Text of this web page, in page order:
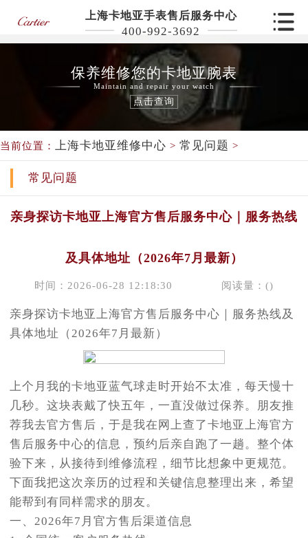
上海卡地亚手表售后服务中心
400-992-3692
保养维修您的卡地亚腕表
Maintain and repair your watch
点击查询
当前位置： 上海卡地亚维修中心 > 常见问题 >
常见问题
亲身探访卡地亚上海官方售后服务中心｜服务热线
及具体地址（2026年7月最新）
时间：2026-06-28 12:18:30 阅读量：()
亲身探访卡地亚上海官方售后服务中心｜服务热线及
具体地址（2026年7月最新）
上个月我的卡地亚蓝气球走时开始不太准，每天慢十
几秒。这块表戴了快五年，一直没做过保养。朋友推
荐我去官方售后，于是我在网上查了卡地亚上海官方
售后服务中心的信息，预约后亲自跑了一趟。整个体
验下来，从接待到维修流程，细节比想象中更规范。
下面我把这次亲历的过程和关键信息整理出来，希望
能帮到有同样需求的朋友。
一、2026年7月官方售后渠道信息